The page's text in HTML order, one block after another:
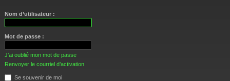
Nom d’utilisateur :
Mot de passe :
J’ai oublié mon mot de passe
Renvoyer le courriel d’activation
Se souvenir de moi